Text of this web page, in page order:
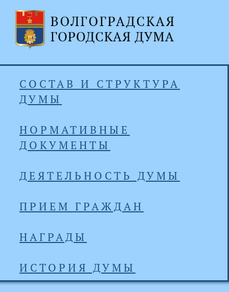
СОСТАВ И СТРУКТУРА
ДУМЫ
НОРМАТИВНЫЕ
ДОКУМЕНТЫ
ДЕЯТЕЛЬНОСТЬ ДУМЫ
ПРИЕМ ГРАЖДАН
НАГРАДЫ
ИСТОРИЯ ДУМЫ